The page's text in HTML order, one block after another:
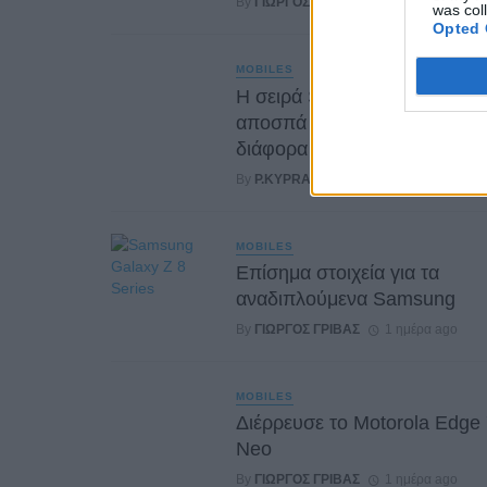
was
Opted
MOBILES
Η σειρά Samsung Galaxy Z
αποσπά θετικές κριτικές από
διάφορα media στην Ευρώπη
By P.KYPRAIOS
MOBILES
Επίσημα στοιχεία για τα
αναδιπλούμενα Samsung
By ΓΙΏΡΓΟΣ ΓΡΊΒΑΣ 1 ημέρα ago
MOBILES
Διέρρευσε το Motorola Edge
Neo
By ΓΙΏΡΓΟΣ ΓΡΊΒΑΣ 1 ημέρα ago